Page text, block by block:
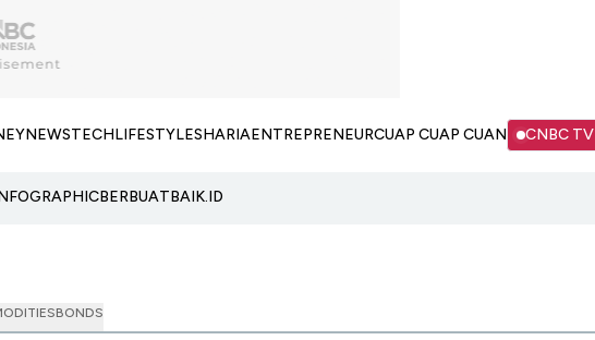
NEWSTECHLIFESTYLESHARIAENTREPRENEURCUAP CUAP CUAN CNBC TV
BERBUATBAIK.ID
BONDS